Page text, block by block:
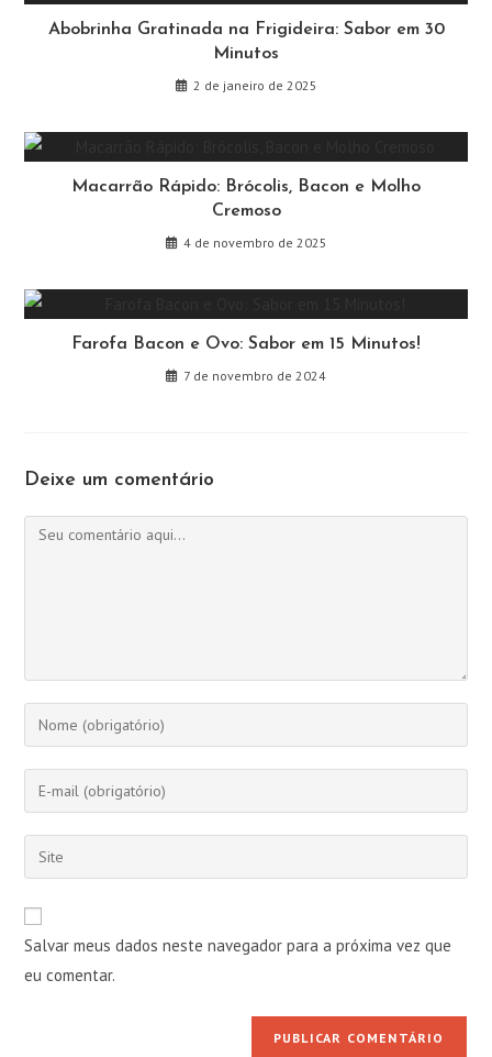
Abobrinha Gratinada na Frigideira: Sabor em 30
Minutos
2 de janeiro de 2025
Macarrão Rápido: Brócolis, Bacon e Molho
Cremoso
4 de novembro de 2025
Farofa Bacon e Ovo: Sabor em 15 Minutos!
7 de novembro de 2024
Deixe um comentário
Comentário
Digite
seu
nome
ou
de
usuário
para
comentar
Digite
seu
endereço
de
para
comentar
Digite
o
do
seu
site
Salvar meus dados neste navegador para a próxima vez que
eu comentar.